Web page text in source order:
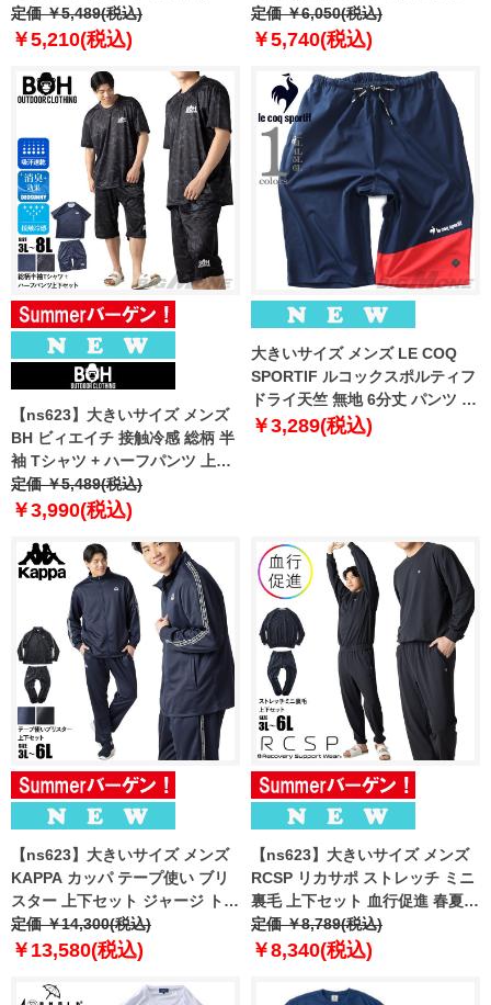
新作 21631dh
定価 ￥5,489(税込)
￥5,210(税込)
ット 春夏新作 21631yh
定価 ￥6,050(税込)
￥5,740(税込)
【ns623】大きいサイズ メンズ
BH ビィエイチ 接触冷感 総柄 半
袖 Tシャツ + ハーフパンツ 上下
セット 吸汗速乾 春夏新作 bhts-
260201 【fre】
定価 ￥5,489(税込)
￥3,990(税込)
大きいサイズ メンズ LE COQ
SPORTIF ルコックスポルティフ
ドライ天竺 無地 6分丈 パンツ ル
ームパンツ 春夏新作 27631jh
￥3,289(税込)
【ns623】大きいサイズ メンズ
KAPPA カッパ テープ使い ブリ
スター 上下セット ジャージ トラ
ックスーツ 春夏新作 245311-
245336 【fre】
定価 ￥14,300(税込)
￥13,580(税込)
【ns623】大きいサイズ メンズ
RCSP リカサポ ストレッチ ミニ
裏毛 上下セット 血行促進 春夏新
作 216271h 【fre】
定価 ￥8,789(税込)
￥8,340(税込)